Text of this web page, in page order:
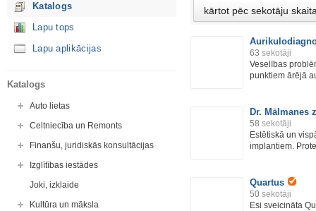
Katalogs
Lapu tops
Lapu aplikācijas
Katalogs
Auto lietas
Celtniecība un Remonts
Finanšu, juridiskās konsultācijas
Izglītības iestādes
Joki, izklaide
Kultūra un māksla
63 sekotāji
Veselības
punktiem ārējā
Dr. Mālmanes
58 sekotāji
Estētiskā un
implantiem.
Quartus
50 sekotāji
Esi sveicināta